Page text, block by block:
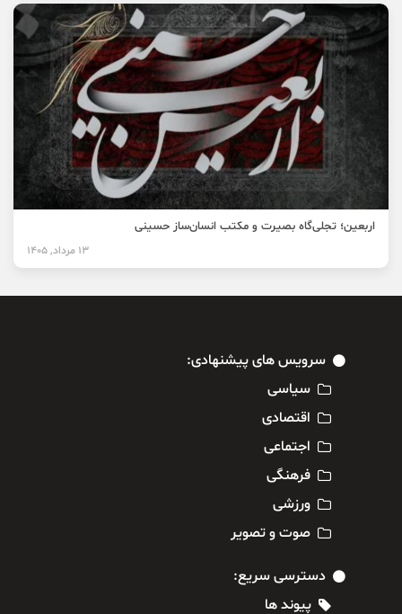
اربعین؛ تجلی‌گاه بصیرت و مکتب انسان‌ساز حسینی
13 مرداد, 1405
سرویس های پیشنهادی:
سیاسی
اقتصادی
اجتماعی
فرهنگی
ورزشی
صوت و تصویر
دسترسی سریع:
پیوند ها